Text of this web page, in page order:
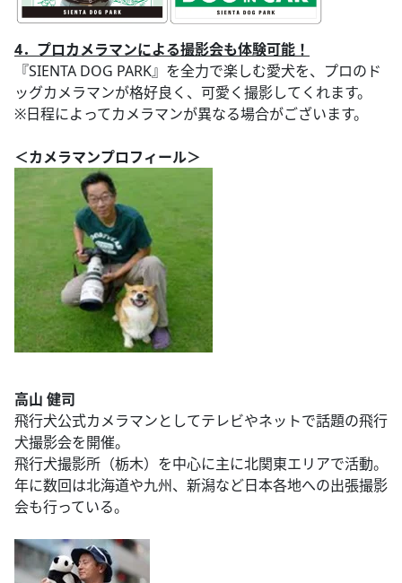
4．プロカメラマンによる撮影会も体験可能！
『SIENTA DOG PARK』を全力で楽しむ愛犬を、プロのド
ッグカメラマンが格好良く、可愛く撮影してくれます。
※日程によってカメラマンが異なる場合がございます。
＜カメラマンプロフィール＞
高山 健司
飛行犬公式カメラマンとしてテレビやネットで話題の飛行
犬撮影会を開催。
飛行犬撮影所（栃木）を中心に主に北関東エリアで活動。
年に数回は北海道や九州、新潟など日本各地への出張撮影
会も行っている。